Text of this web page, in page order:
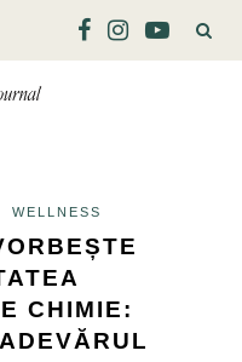
WELLNESS
CHIMIE: